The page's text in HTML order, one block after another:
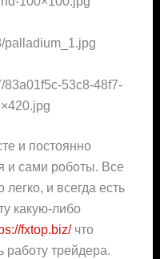
palladium_1.jpg
53c8-48f7-
и постоянно
и сами роботы. Все
и всегда есть
какую-либо
fxtop.biz/что
работу трейдера.